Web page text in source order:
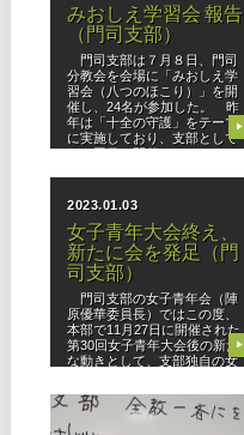
みおしえ学習会 報告
（門司支部）
門司支部は７月８日、門司
分教会を会場に「みおしえ学
習会（八つのほこり）」を開
催し、24名が参加した。 昨
年は「十全の守護」をテーマ
に実施しており、支部として
▶
2023.01.03
女子青年大会終え、
新たに会を発足（門
司支部）
門司支部の女子青年会（陣
原優華委員長）ではこの度、
本部で11月27日に開催された
第30回女子青年大会後の新た
な動きとして、支部独自の女
（会）」を発足。12月３日に
女子青年４名、担当者２名が
集まり、初
▶
2022.10.02